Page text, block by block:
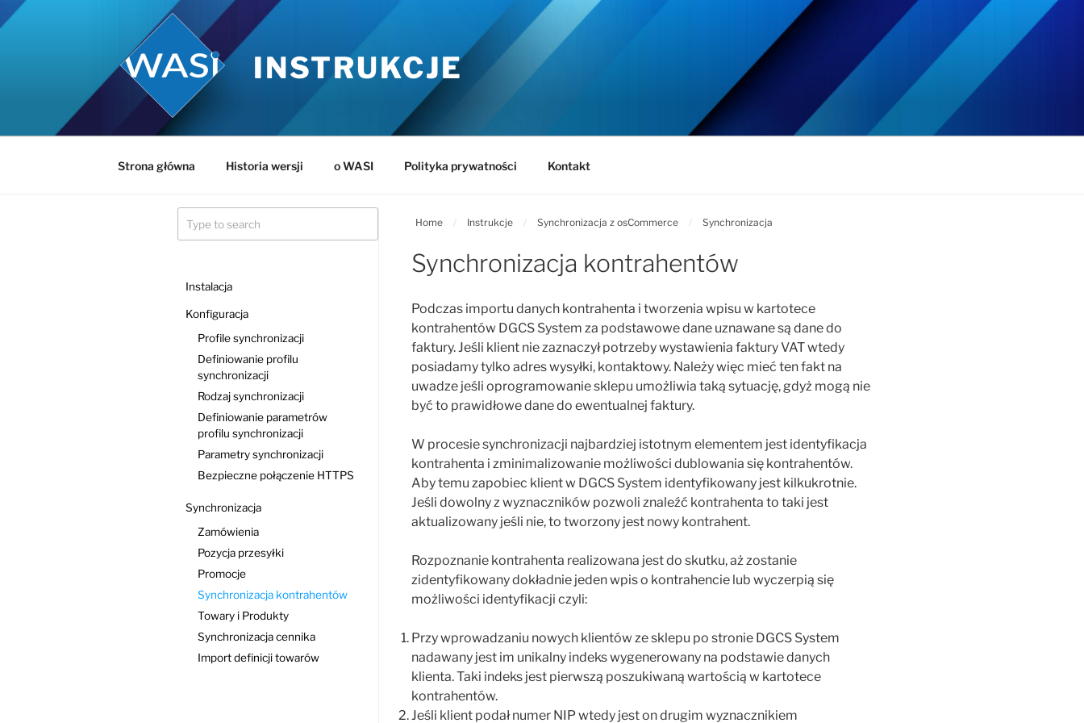
Przejdź
do
INSTRUKCJE
Strona główna Historia wersji o WASI Polityka prywatności Kontakt
Instalacja
Konfiguracja
Profile synchronizacji
Definiowanie profilu
synchronizacji
Rodzaj synchronizacji
Definiowanie parametrów
profilu synchronizacji
Parametry synchronizacji
Bezpieczne połączenie HTTPS
Synchronizacja
Zamówienia
Pozycja przesyłki
Promocje
Synchronizacja kontrahentów
Towary i Produkty
Synchronizacja cennika
Import definicji towarów
Home / Instrukcje / Synchronizacja z osCommerce / Synchronizacja
Synchronizacja kontrahentów
Podczas importu danych kontrahenta i tworzenia wpisu w kartotece
kontrahentów DGCS System za podstawowe dane uznawane są dane do
faktury. Jeśli klient nie zaznaczył potrzeby wystawienia faktury VAT wtedy
posiadamy tylko adres wysyłki, kontaktowy. Należy więc mieć ten fakt na
uwadze jeśli oprogramowanie sklepu umożliwia taką sytuację, gdyż mogą nie
być to prawidłowe dane do ewentualnej faktury.
W procesie synchronizacji najbardziej istotnym elementem jest identyfikacja
kontrahenta i zminimalizowanie możliwości dublowania się kontrahentów.
Aby temu zapobiec klient w DGCS System identyfikowany jest kilkukrotnie.
Jeśli dowolny z wyznaczników pozwoli znaleźć kontrahenta to taki jest
aktualizowany jeśli nie, to tworzony jest nowy kontrahent.
Rozpoznanie kontrahenta realizowana jest do skutku, aż zostanie
zidentyfikowany dokładnie jeden wpis o kontrahencie lub wyczerpią się
możliwości identyfikacji czyli:
Przy wprowadzaniu nowych klientów ze sklepu po stronie DGCS System
nadawany jest im unikalny indeks wygenerowany na podstawie danych
klienta. Taki indeks jest pierwszą poszukiwaną wartością w kartotece
kontrahentów.
Jeśli klient podał numer NIP wtedy jest on drugim wyznacznikiem